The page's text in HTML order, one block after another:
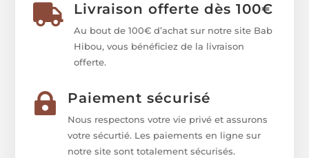
 Livraison offerte dès 100€
Au bout de 100€ d’achat sur notre site Bab
Hibou, vous bénéficiez de la livraison
offerte.
 Paiement sécurisé
Nous respectons votre vie privé et assurons
votre sécurtié. Les paiements en ligne sur
notre site sont totalement sécurisés.